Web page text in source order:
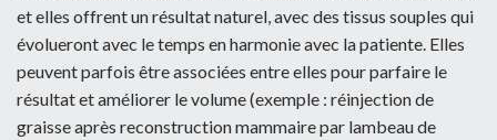
et elles offrent un résultat naturel, avec des tissus souples qui
évolueront avec le temps en harmonie avec la patiente. Elles
peuvent parfois être associées entre elles pour parfaire le
résultat et améliorer le volume (exemple : réinjection de
graisse après reconstruction mammaire par lambeau de